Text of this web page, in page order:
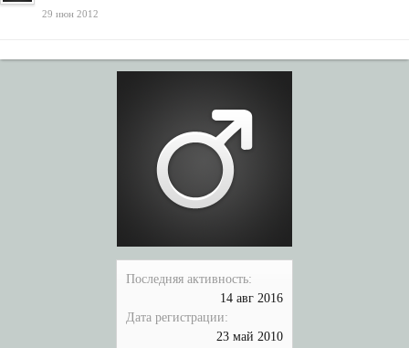
Последняя активность:
14 авг 2016
Дата регистрации:
23 май 2010
29 июн 2012